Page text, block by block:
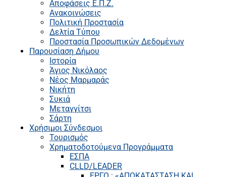
Αποφάσεις Ε.Π.Ζ.
Ανακοινώσεις
Πολιτική Προστασία
Δελτία Τύπου
Προστασία Προσωπικών Δεδομένων
Παρουσίαση Δήμου
Ιστορία
Άγιος Νικόλαος
Νέος Μαρμαράς
Νικήτη
Συκιά
Μεταγγίτσι
Σάρτη
Χρήσιμοι Σύνδεσμοι
Τουρισμός
Χρηματοδοτούμενα Προγράμματα
ΕΣΠΑ
CLLD/LEADER